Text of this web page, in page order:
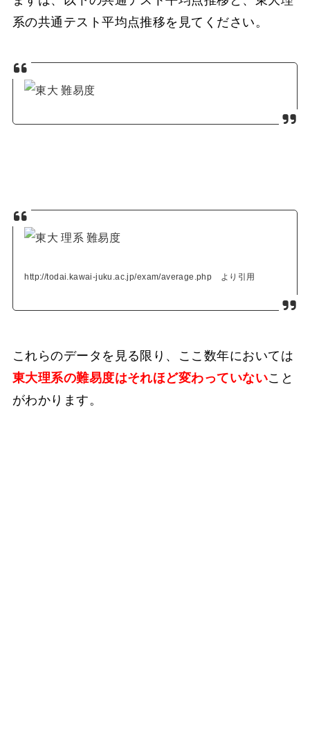
系の共通テスト平均点推移を見てください。
http://todai.kawai-juku.ac.jp/exam/average.php より引用
これらのデータを見る限り、ここ数年においては
東大理系の難易度はそれほど変わっていないこと
がわかります。